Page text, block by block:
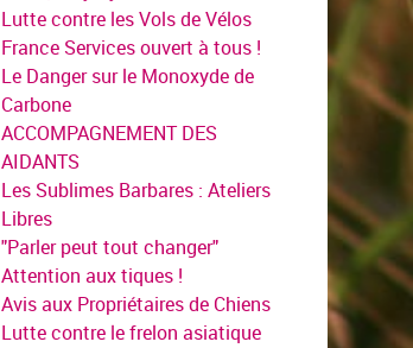
Lutte contre les Vols de Vélos
France Services ouvert à tous !
Le Danger sur le Monoxyde de
Carbone
ACCOMPAGNEMENT DES
AIDANTS
Les Sublimes Barbares : Ateliers
Libres
"Parler peut tout changer"
Attention aux tiques !
Avis aux Propriétaires de Chiens
Lutte contre le frelon asiatique